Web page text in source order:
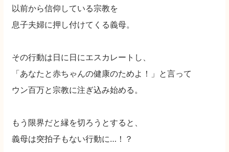
以前から信仰している宗教を
息子夫婦に押し付けてくる義母。
その行動は日に日にエスカレートし、
「あなたと赤ちゃんの健康のためよ！」と言って
ウン百万と宗教に注ぎ込み始める。
もう限界だと縁を切ろうとすると、
義母は突拍子もない行動に…！？